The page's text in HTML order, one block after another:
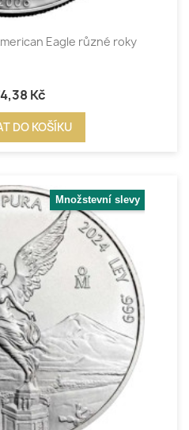
Eagle různé roky
Kč
DO KOŠÍKU
Množstevní slevy